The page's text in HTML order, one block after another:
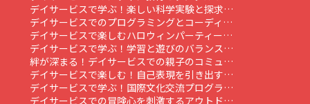
デイサービスで学ぶ！楽しい科学実験と探求…
デイサービスでのプログラミングとコーディ…
デイサービスで楽しむハロウィンパーティー…
デイサービスで学ぶ！学習と遊びのバランス…
絆が深まる！デイサービスでの親子のコミュ…
デイサービスで楽しむ！自己表現を引き出す…
デイサービスで学ぶ！国際文化交流プログラ…
デイサービスでの冒険心を刺激するアウトド…